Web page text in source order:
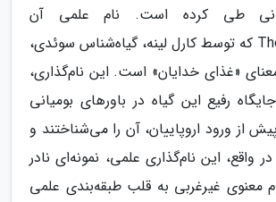
طی کرده است. نام علمی آن
Theobroma cacao که توسط کارل لینه، گیاه‌شناس سوئدی،
«غذای خدایان» است. این نام‌گذاری،
رفیع این گیاه در باورهای بومیانی
از ورود اروپاییان، آن را می‌شناختند و
واقع، این نام‌گذاری علمی، نمونه‌ای نادر
معنوی غیرغربی به قلب طبقه‌بندی علمی